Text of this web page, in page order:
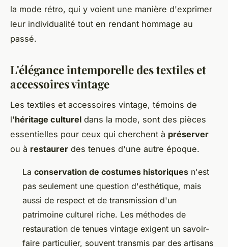
la mode rétro, qui y voient une manière d'exprimer
leur individualité tout en rendant hommage au
passé.
L'élégance intemporelle des textiles et
accessoires vintage
Les textiles et accessoires vintage, témoins de
l'héritage culturel dans la mode, sont des pièces
essentielles pour ceux qui cherchent à préserver
ou à restaurer des tenues d'une autre époque.
La conservation de costumes historiques n'est
pas seulement une question d'esthétique, mais
aussi de respect et de transmission d'un
patrimoine culturel riche. Les méthodes de
restauration de tenues vintage exigent un savoir-
faire particulier, souvent transmis par des artisans